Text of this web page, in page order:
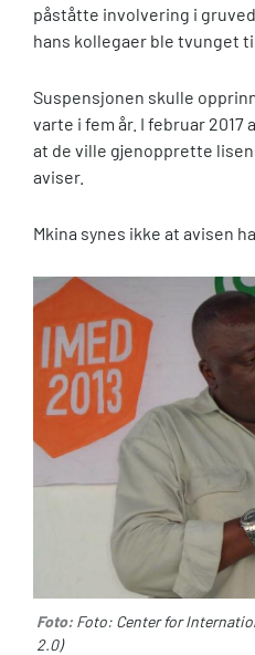
påståtte involvering i
hans kollegaer ble tvunget
Suspensjonen skulle
varte i fem år. I februar
at de ville gjenopprette
aviser.
Mkina synes ikke at avisen
Foto: Foto: Center for
2.0)